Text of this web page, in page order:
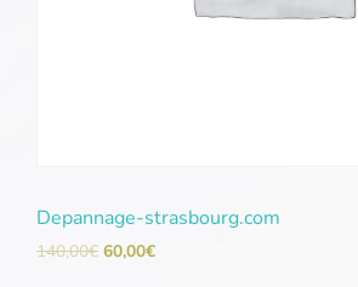
Depannage-strasbourg.com
140,00€ 60,00€